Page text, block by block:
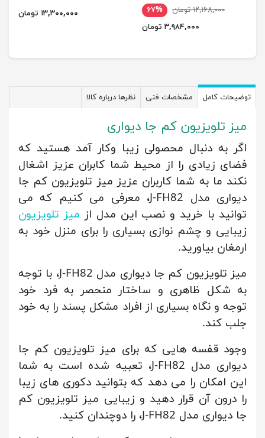
۱۲,۱۶۸,۰۰۰ تومان
۶۷%
۳,۹۸۴,۰۰۰ تومان
۱۳,۳۰۰,۰۰۰ تومان
توضیحات کامل مشخصات فنی نظرها درباره کالا
میز تلویزیون کم جا دیواری
اگر به دنبال محصولی زیبا وکار آمد هستید که
فضای زیادی را از محیط شما کابران عزیز اشغال
نکند ما به شما کاربران عزیز میز تلویزیون کم جا
دیواری مدل J-FH82، معرفی می کنیم که می
توانید با خرید و نصب این مدل از میز تلویزیون
زیبایی و چشم نوازی بسیاری را برای منزل خود به
ارمغان بیاورید.
میز تلویزیون کم جا دیواری مدل J-FH82، با توجه
به شکل ظاهری و ساختار منحصر به فرد خود
توجه و نگاه بسیاری از افراد مشکل پسند را به خود
جلب کند.
وجود قفسه هایی که برای میز تلویزیون کم جا
دیواری مدل J-FH82، تعبیه شده است به شما
این امکان را می دهد که بتوانید دکوری های زیبا
را درون آن قرار دهید و زیبایی میز تلویزیون کم
جا دیواری مدل J-FH82، را دوچندان کنید.